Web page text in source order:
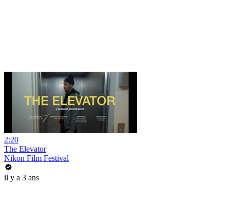
2:20
The Elevator
Nikon Film Festival
il y a 3 ans